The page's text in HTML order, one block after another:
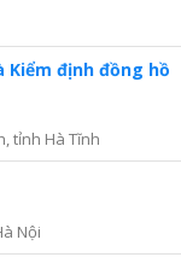
Kiểm định đồng hồ
tỉnh Hà Tĩnh
Nội